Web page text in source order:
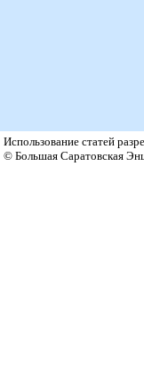
Использование статей
© Большая Саратовская